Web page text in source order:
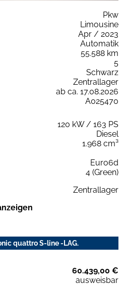
Pkw
Limousine
Apr / 2023
Automatik
55.588 km
5
Schwarz
Zentrallager
ab ca. 17.08.2026
A025470
120 kW / 163 PS
Diesel
1.968 cm³
Euro6d
4 (Green)
Zentrallager
quattro S-line -LAG.
60.439,00 €
ausweisbar